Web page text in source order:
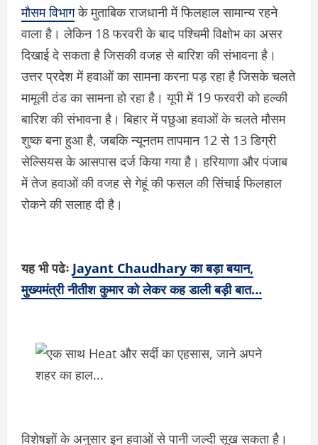
मौसम विभागके मुताबिक राजधानी में फिलहाल सामान्य रहने
वाला है। लेकिन 18 फरवरी के बाद पश्चिमी विक्षोभ का असर
दिखाई दे सकता है जिसकी वजह से बारिश की संभावना है।
उत्तर प्रदेश में हवाओं का सामना करना पड़ रहा है जिसके चलते
मामूली ठंड का सामना हो रहा है। यूपी में 19 फरवरी को हल्की
बारिश की संभावना है। बिहार में पछुआ हवाओं के चलते मौसम
शुष्क बना हुआ है, जबकि न्यूनतम तापमान 12 से 13 डिग्री
सेल्सियस के आसपास दर्ज किया गया है। हरियाणा और पंजाब
में तेज हवाओं की वजह से गेहूं की फसल की सिंचाई फिलहाल
रोकने की सलाह दी है।
यह भी पढेः Jayant Chaudhary का बड़ा बयान,
मुख्यमंत्री नीतीश कुमार को लेकर कह डाली बड़ी बात…
विशेषज्ञों के अनुसार इन हवाओं से पानी जल्दी सूख सकता है।